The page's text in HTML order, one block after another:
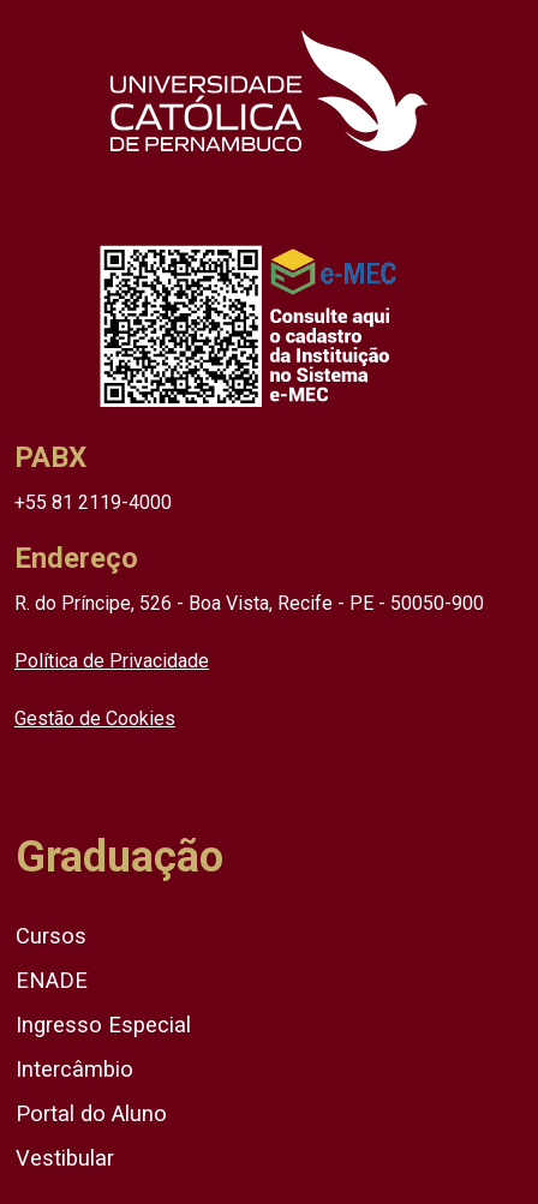
PABX
+55 81 2119-4000
Endereço
R. do Príncipe, 526 - Boa Vista, Recife - PE - 50050-900
Política de Privacidade
Gestão de Cookies
Graduação
Cursos
ENADE
Ingresso Especial
Intercâmbio
Portal do Aluno
Vestibular